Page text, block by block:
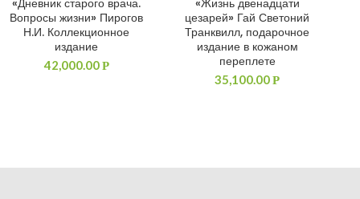
ДОБАВИТЬ В КОРЗИНУ
Вопросы жизни» Пирогов
Н.И. Коллекционное
издание
42,000.00Р
ДОБАВИТЬ В КОРЗИНУ
цезарей» Гай Светоний
Транквилл, подарочное
издание в кожаном
переплете
35,100.00Р